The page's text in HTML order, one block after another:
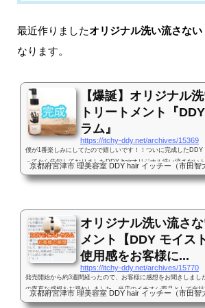
最近作りましたオリジナル洗い流さない
なります。
【爆誕】オリジナル
トリートメント『
ラム』
https://itchy-ddy.net/archives/15369
僕が1番楽しみにしてたので嬉しいです！！ついに完成したDDY
ってから告知しておりましたDDY hairオリジナル洗い流さない
編にして最終回です。今回の商品のコンセプトは、整髪料を付
す。当店のお客様でも、意外と仕上げの時にナチュラルに何も
いただくのが良いです。✔Point特に秋〜冬の時期は肌だけでな
で、整髪料が...
京都府宮津市 理美容室 DDY hair イッチー（市田智
オリジナル洗い流さ
メント【DDY モイス
使用感をお客様に...
https://itchy-ddy.net/archives/15770
発売開始から約3週間経ったので、お客様に感想をお聞きしまし
の率直な感想をお尋ねしました。当店のイチオシ商品として自社
ましたDDYモイストセラム。 この投稿をInstagramで見る DDY
京都府宮津市 理美容室 DDY hair イッチー（市田智